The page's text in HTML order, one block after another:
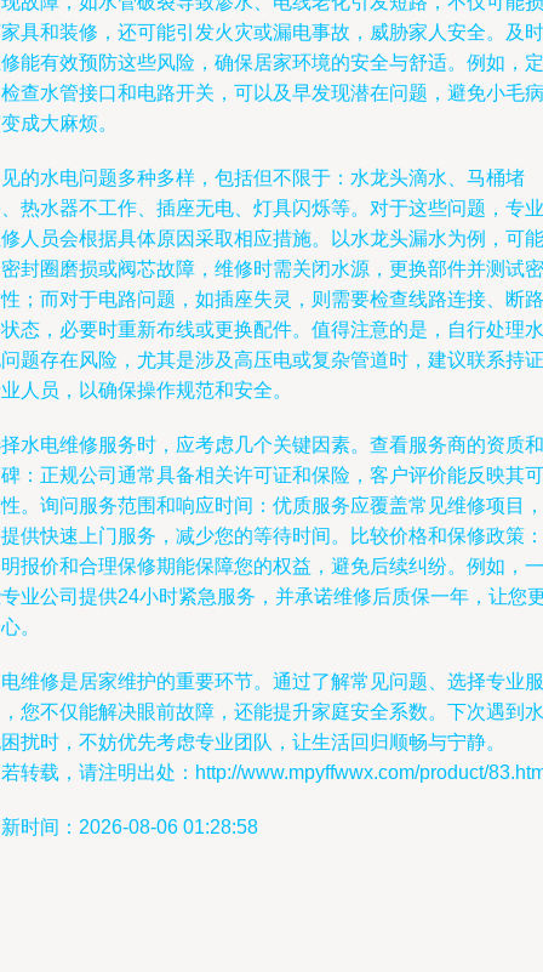
具和装修，还可能引发火灾或漏电事故，威胁家人安全。及时
能有效预防这些风险，确保居家环境的安全与舒适。例如，定
查水管接口和电路开关，可以及早发现潜在问题，避免小毛病
成大麻烦。
的水电问题多种多样，包括但不限于：水龙头滴水、马桶堵
热水器不工作、插座无电、灯具闪烁等。对于这些问题，专业
人员会根据具体原因采取相应措施。以水龙头漏水为例，可能
封圈磨损或阀芯故障，维修时需关闭水源，更换部件并测试密
；而对于电路问题，如插座失灵，则需要检查线路连接、断路
态，必要时重新布线或更换配件。值得注意的是，自行处理水
题存在风险，尤其是涉及高压电或复杂管道时，建议联系持证
人员，以确保操作规范和安全。
水电维修服务时，应考虑几个关键因素。查看服务商的资质和
：正规公司通常具备相关许可证和保险，客户评价能反映其可
。询问服务范围和响应时间：优质服务应覆盖常见维修项目，
供快速上门服务，减少您的等待时间。比较价格和保修政策：
报价和合理保修期能保障您的权益，避免后续纠纷。例如，一
业公司提供24小时紧急服务，并承诺维修后质保一年，让您
。
维修是居家维护的重要环节。通过了解常见问题、选择专业服
您不仅能解决眼前故障，还能提升家庭安全系数。下次遇到水
扰时，不妨优先考虑专业团队，让生活回归顺畅与宁静。
转载，请注明出处：http://www.mpyffwwx.com/product/
时间：2026-08-06 01:28:58